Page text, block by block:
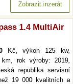
Zobrazit inzerát
1.4 MultiAir
Kč, výkon 125 kw,
km, rok výroby: 2019,
republika servisní
19 000 kvalitních a